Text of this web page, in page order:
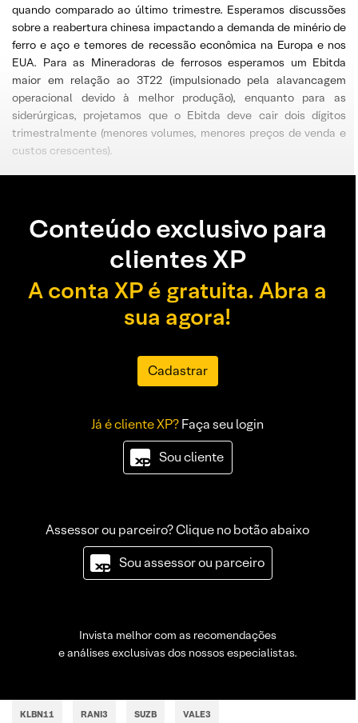
quando comparado ao último trimestre. Esperamos discussões
sobre a reabertura chinesa impactando a demanda de minério de
ferro e aço e temores de recessão econômica na Europa e nos
EUA. Para as Mineradoras de ferrosos esperamos um Ebitda
maior em relação ao 3T22 (impulsionado pela alavancagem
operacional devido à melhor produção), enquanto para as
siderúrgicas, projetamos que o Ebitda deve cair dois dígitos
trimestralmente (menores volumes, menores preços de venda e
custos crescentes).
Conteúdo exclusivo para
clientes XP
A conta XP é gratuita. Abra a
sua agora!
Cadastrar
Já é cliente XP?Faça seu login
Sou cliente
Assessor ou parceiro? Clique no botão abaixo
Sou assessor ou parceiro
Invista melhor com as recomendações
e análises exclusivas dos nossos especialistas.
KLBN11 RANI3 SUZB VALE3